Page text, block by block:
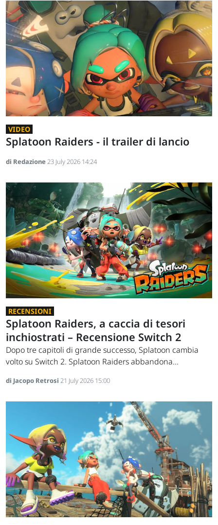
VIDEO
Splatoon Raiders - il trailer di lancio
di Redazione23 July 2026 14:24
RECENSIONI
Splatoon Raiders, a caccia di tesori
inchiostrati – Recensione Switch 2
Dopo tre capitoli di grande successo, Splatoon cambia
volto su Switch 2. Splatoon Raiders abbandona...
di Jacopo Retrosi 21 July 2026 15:00